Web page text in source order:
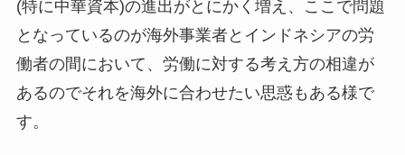
(特に中華資本)の進出がとにかく増え、ここで問題
となっているのが海外事業者とインドネシアの労
働者の間において、労働に対する考え方の相違が
あるのでそれを海外に合わせたい思惑もある様で
す。